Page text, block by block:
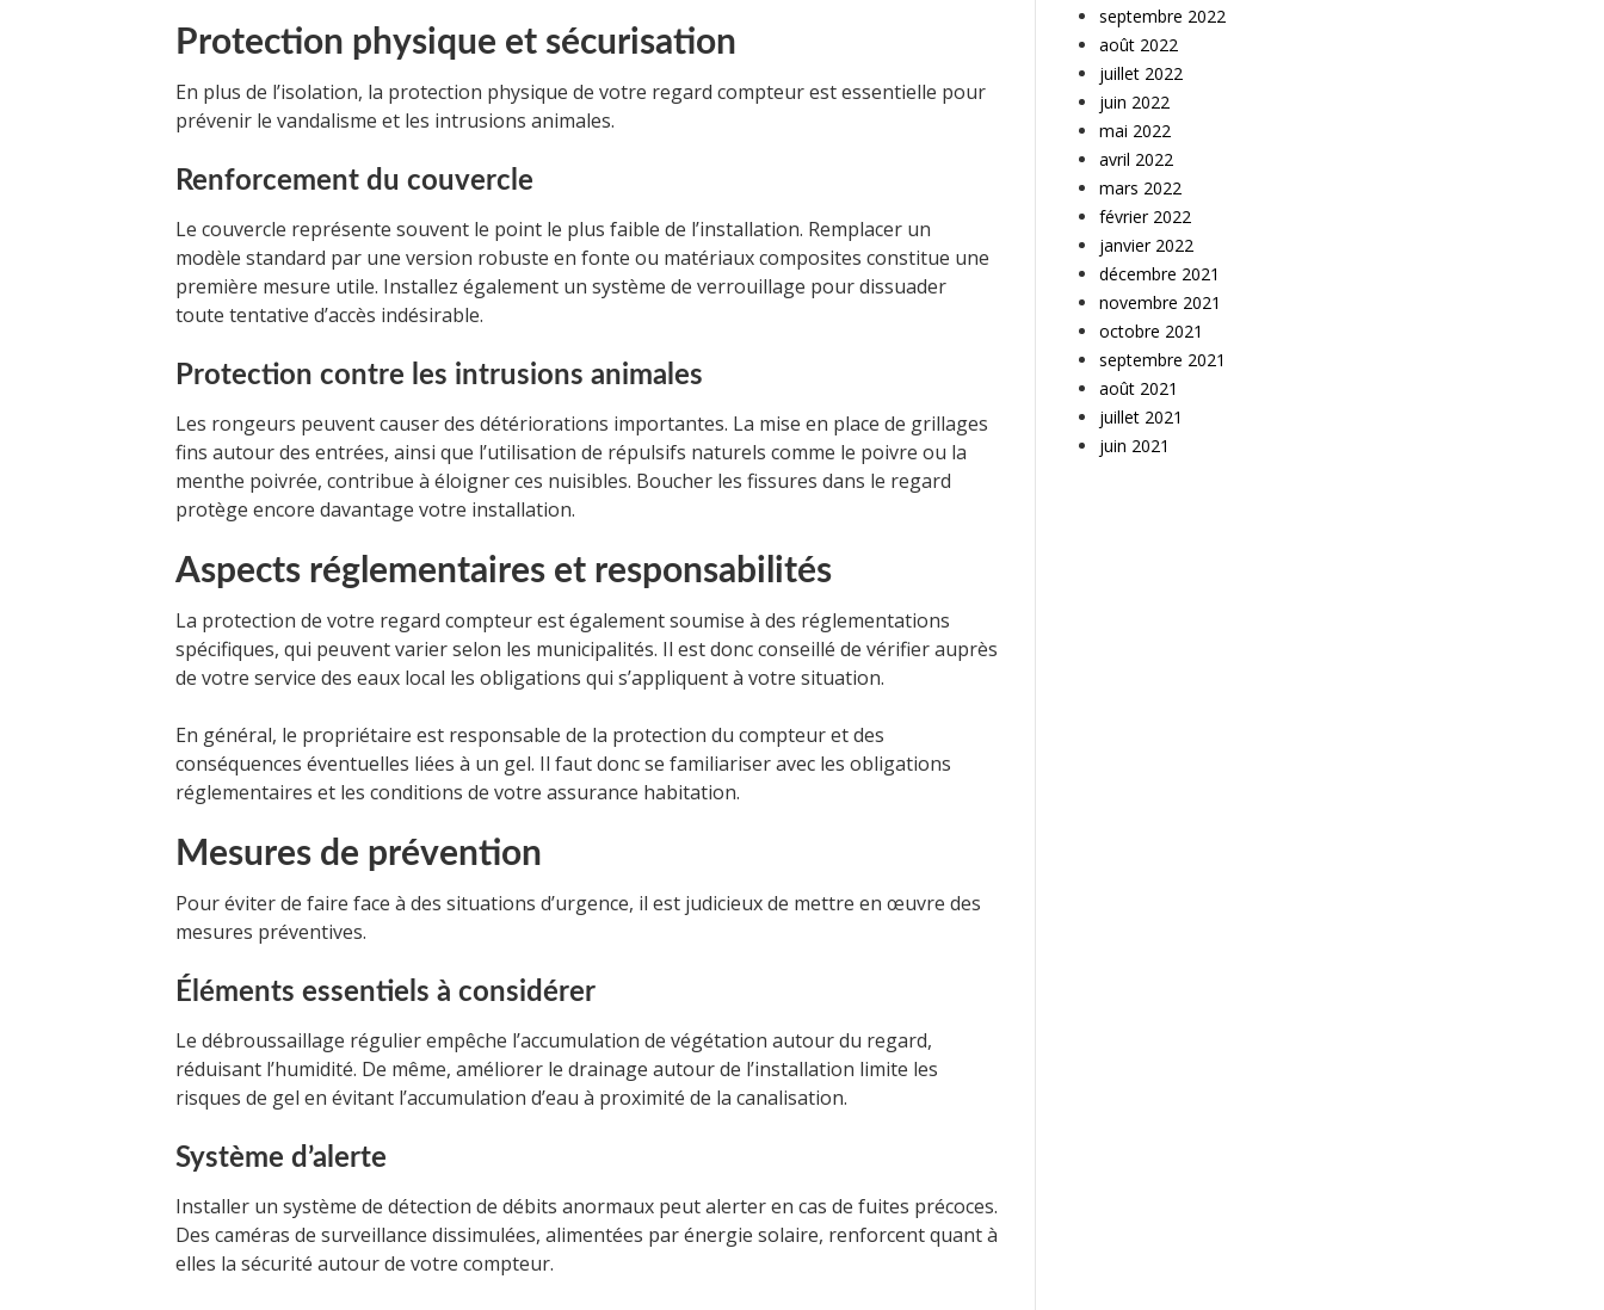
Protection physique et sécurisation
En plus de l’isolation, la protection physique de votre regard compteur est essentielle pour
prévenir le vandalisme et les intrusions animales.
Renforcement du couvercle
Le couvercle représente souvent le point le plus faible de l’installation. Remplacer un
modèle standard par une version robuste en fonte ou matériaux composites constitue une
première mesure utile. Installez également un système de verrouillage pour dissuader
toute tentative d’accès indésirable.
Protection contre les intrusions animales
Les rongeurs peuvent causer des détériorations importantes. La mise en place de grillages
fins autour des entrées, ainsi que l’utilisation de répulsifs naturels comme le poivre ou la
menthe poivrée, contribue à éloigner ces nuisibles. Boucher les fissures dans le regard
protège encore davantage votre installation.
Aspects réglementaires et responsabilités
La protection de votre regard compteur est également soumise à des réglementations
spécifiques, qui peuvent varier selon les municipalités. Il est donc conseillé de vérifier auprès
de votre service des eaux local les obligations qui s’appliquent à votre situation.
En général, le propriétaire est responsable de la protection du compteur et des
conséquences éventuelles liées à un gel. Il faut donc se familiariser avec les obligations
réglementaires et les conditions de votre assurance habitation.
Mesures de prévention
Pour éviter de faire face à des situations d’urgence, il est judicieux de mettre en œuvre des
mesures préventives.
Éléments essentiels à considérer
Le débroussaillage régulier empêche l’accumulation de végétation autour du regard,
réduisant l’humidité. De même, améliorer le drainage autour de l’installation limite les
risques de gel en évitant l’accumulation d’eau à proximité de la canalisation.
Système d’alerte
Installer un système de détection de débits anormaux peut alerter en cas de fuites précoces.
Des caméras de surveillance dissimulées, alimentées par énergie solaire, renforcent quant à
elles la sécurité autour de votre compteur.
septembre 2022
août 2022
juillet 2022
juin 2022
mai 2022
avril 2022
mars 2022
février 2022
janvier 2022
décembre 2021
novembre 2021
octobre 2021
septembre 2021
août 2021
juillet 2021
juin 2021